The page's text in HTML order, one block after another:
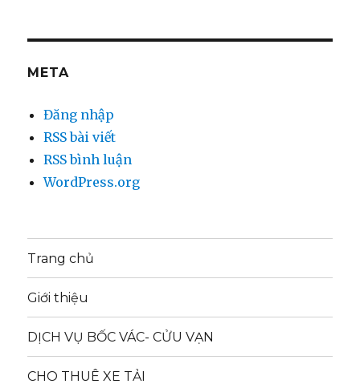
META
Đăng nhập
RSS bài viết
RSS bình luận
WordPress.org
Trang chủ
Giới thiệu
DỊCH VỤ BỐC VÁC- CỬU VẠN
CHO THUÊ XE TẢI